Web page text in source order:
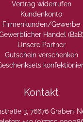
Vertrag widerrufen
Kundenkonto
Firmenkunden/Gewerbe
Handel
Unsere Partner
Gutschein verschenken
Kontakt
3, 76676 Graben-